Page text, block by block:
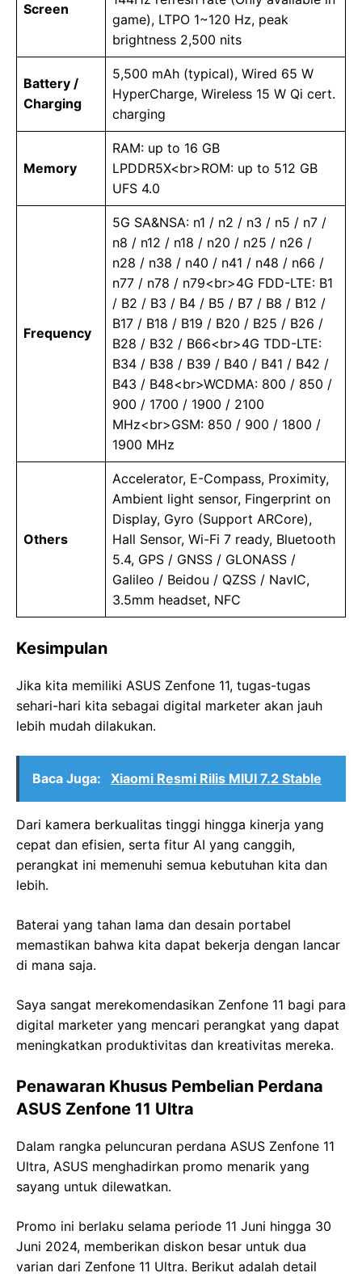
Screen
game), LTPO 1~120 Hz, peak
brightness 2,500 nits
Battery /
Charging
5,500 mAh (typical), Wired 65 W
HyperCharge, Wireless 15 W Qi cert.
charging
Memory
RAM: up to 16 GB
LPDDR5X<br>ROM: up to 512 GB
UFS 4.0
Frequency
5G SA&NSA: n1 / n2 / n3 / n5 / n7 /
n8 / n12 / n18 / n20 / n25 / n26 /
n28 / n38 / n40 / n41 / n48 / n66 /
n77 / n78 / n79<br>4G FDD-LTE: B1
/ B2 / B3 / B4 / B5 / B7 / B8 / B12 /
B17 / B18 / B19 / B20 / B25 / B26 /
B28 / B32 / B66<br>4G TDD-LTE:
B34 / B38 / B39 / B40 / B41 / B42 /
B43 / B48<br>WCDMA: 800 / 850 /
900 / 1700 / 1900 / 2100
MHz<br>GSM: 850 / 900 / 1800 /
1900 MHz
Others
Accelerator, E-Compass, Proximity,
Ambient light sensor, Fingerprint on
Display, Gyro (Support ARCore),
Hall Sensor, Wi-Fi 7 ready, Bluetooth
5.4, GPS / GNSS / GLONASS /
Galileo / Beidou / QZSS / NavIC,
3.5mm headset, NFC
Kesimpulan
Jika kita memiliki ASUS Zenfone 11, tugas-tugas
sehari-hari kita sebagai digital marketer akan jauh
lebih mudah dilakukan.
Baca Juga: Xiaomi Resmi Rilis MIUI 7.2 Stable
Dari kamera berkualitas tinggi hingga kinerja yang
cepat dan efisien, serta fitur AI yang canggih,
perangkat ini memenuhi semua kebutuhan kita dan
lebih.
Baterai yang tahan lama dan desain portabel
memastikan bahwa kita dapat bekerja dengan lancar
di mana saja.
Saya sangat merekomendasikan Zenfone 11 bagi para
digital marketer yang mencari perangkat yang dapat
meningkatkan produktivitas dan kreativitas mereka.
Penawaran Khusus Pembelian Perdana
ASUS Zenfone 11 Ultra
Dalam rangka peluncuran perdana ASUS Zenfone 11
Ultra, ASUS menghadirkan promo menarik yang
sayang untuk dilewatkan.
Promo ini berlaku selama periode 11 Juni hingga 30
Juni 2024, memberikan diskon besar untuk dua
varian dari Zenfone 11 Ultra. Berikut adalah detail